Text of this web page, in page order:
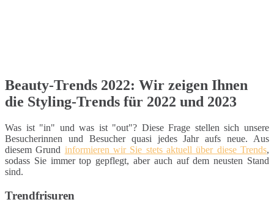
Beauty-Trends 2022: Wir zeigen Ihnen
die Styling-Trends für 2022 und 2023
Was ist "in" und was ist "out"? Diese Frage stellen sich unsere
Besucherinnen und Besucher quasi jedes Jahr aufs neue. Aus
diesem Grund informieren wir Sie stets aktuell über diese Trends,
sodass Sie immer top gepflegt, aber auch auf dem neusten Stand
sind.
Trendfrisuren